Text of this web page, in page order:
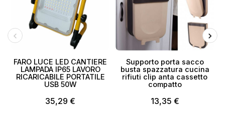
FARO LUCE LED CANTIERE
LAMPADA IP65 LAVORO
RICARICABILE PORTATILE
USB 50W
35,29 €
Supporto porta sacco
busta spazzatura cucina
rifiuti clip anta cassetto
compatto
13,35 €